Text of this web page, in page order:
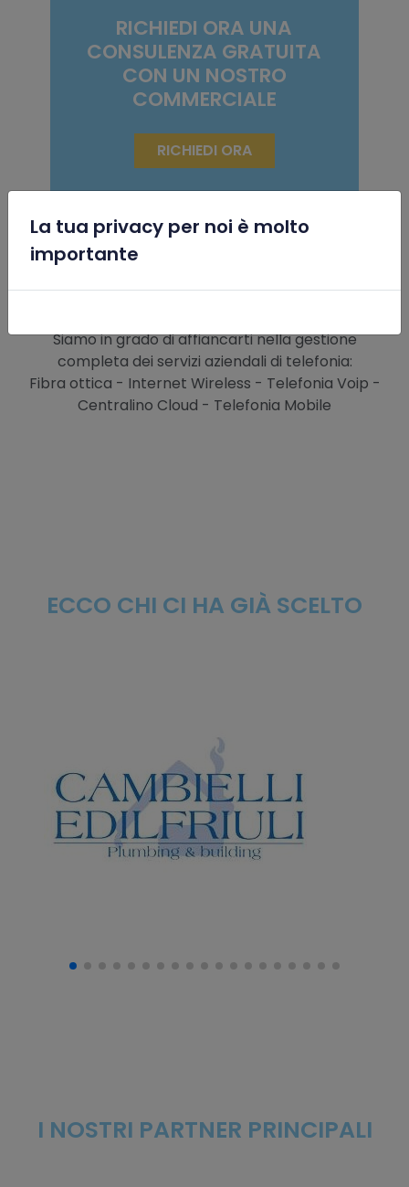
RICHIEDI ORA UNA
CONSULENZA GRATUITA
CON UN NOSTRO
COMMERCIALE
RICHIEDI ORA
e la Telefonia della tua azienda
Siamo in grado di affiancarti nella gestione
completa dei servizi aziendali di telefonia:
Fibra ottica - Internet Wireless - Telefonia Voip -
Centralino Cloud - Telefonia Mobile
ECCO CHI CI HA GIÀ SCELTO
I NOSTRI PARTNER PRINCIPALI
La tua privacy per noi è molto
importante